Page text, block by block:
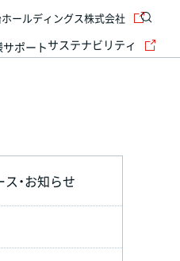
ポートサステナビリティ
ールディングス株式会社
・お知らせ